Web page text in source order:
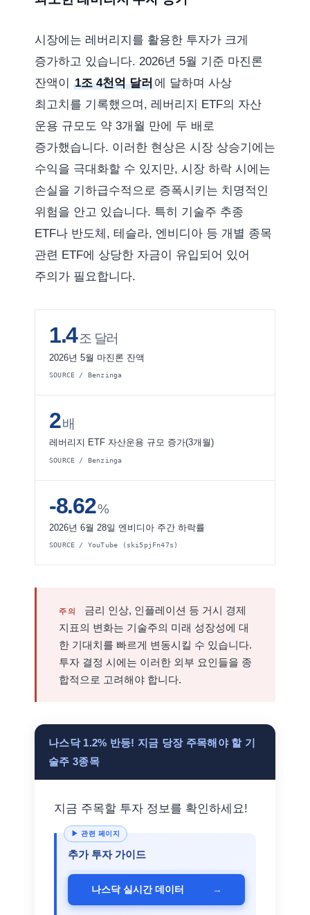
시장에는 레버리지를 활용한 투자가 크게
증가하고 있습니다. 2026년 5월 기준 마진론
잔액이 1조 4천억 달러에 달하며 사상
최고치를 기록했으며, 레버리지 ETF의 자산
운용 규모도 약 3개월 만에 두 배로
증가했습니다. 이러한 현상은 시장 상승기에는
수익을 극대화할 수 있지만, 시장 하락 시에는
손실을 기하급수적으로 증폭시키는 치명적인
위험을 안고 있습니다. 특히 기술주 추종
ETF나 반도체, 테슬라, 엔비디아 등 개별 종목
관련 ETF에 상당한 자금이 유입되어 있어
주의가 필요합니다.
1.4조 달러
2026년 5월 마진론 잔액
SOURCE / Benzinga
2배
레버리지 ETF 자산운용 규모 증가(3개월)
SOURCE / Benzinga
-8.62%
2026년 6월 28일 엔비디아 주간 하락률
SOURCE / YouTube (ski5pjFn47s)
금리 인상, 인플레이션 등 거시 경제
지표의 변화는 기술주의 미래 성장성에 대
한 기대치를 빠르게 변동시킬 수 있습니다.
투자 결정 시에는 이러한 외부 요인들을 종
합적으로 고려해야 합니다.
나스닥 1.2% 반등! 지금 당장 주목해야 할 기
술주 3종목
지금 주목할 투자 정보를 확인하세요!
추가 투자 가이드
나스닥 실시간 데이터 →